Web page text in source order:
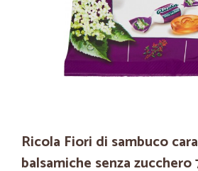
Ricola Fiori di sambuco
balsamiche senza zucchero